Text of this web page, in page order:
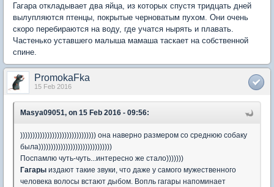
Гагара откладывает два яйца, из которых спустя тридцать дней
вылупляются птенцы, покрытые черноватым пухом. Они очень
скоро перебираются на воду, где учатся нырять и плавать.
Частенько уставшего малыша мамаша таскает на собственной
спине.
PromokaFka
15 Feb 2016
Masya09051, on 15 Feb 2016 - 09:56:
))))))))))))))))))))))))))))))) она наверно размером со среднюю собаку
была))))))))))))))))))))))))))))))
Поспамлю чуть-чуть...интересно же стало)))))))
Гагары издают такие звуки, что даже у самого мужественного
человека волосы встают дыбом. Вопль гагары напоминает